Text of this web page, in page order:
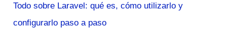
Todo sobre Laravel: qué es, cómo utilizarlo y
configurarlo paso a paso